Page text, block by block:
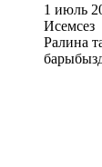
1 июль
Исемсез
Ралина